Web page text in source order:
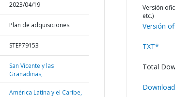
2023/04/19
Plan de adquisiciones
STEP79153
San Vicente y las
Granadinas,
América Latina y el Caribe,
Versión
etc.)
Versión
TXT*
Total